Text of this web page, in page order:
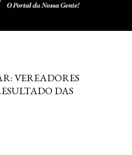
VEREADORES
DAS